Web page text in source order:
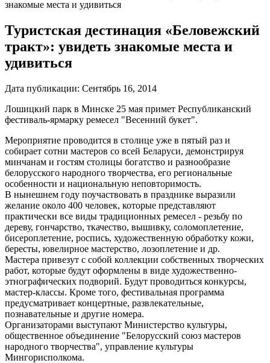
знакомые места и удивиться
Туристская дестинация «Беловежский
тракт»: увидеть знакомые места и
удивиться
Дата публикации: Сентябрь 16, 2014
Лошицкий парк в Минске 25 мая примет Республиканский
фестиваль-ярмарку ремесел "Весенний букет".
Мероприятие проводится в столице уже в пятый раз и
собирает сотни мастеров со всей Беларуси, демонстрируя
минчанам и гостям столицы богатство и разнообразие
белорусского народного творчества, его региональные
особенности и национальную неповторимость.
В нынешнем году поучаствовать в празднике выразили
желание около 400 человек, которые представляют
практически все виды традиционных ремесел - резьбу по
дереву, гончарство, ткачество, вышивку, соломоплетение,
бисероплетение, роспись, художественную обработку кожи,
бересты, ювелирное мастерство, лозоплетение и др.
Мастера привезут с собой коллекции собственных творческих
работ, которые будут оформлены в виде художественно-
этнографических подворий. Будут проводиться конкурсы,
мастер-классы. Кроме того, фестивальная программа
предусматривает концертные, развлекательные,
познавательные и другие номера.
Организаторами выступают Министерство культуры,
общественное объединение "Белорусский союз мастеров
народного творчества", управление культуры
Мингорисполкома.